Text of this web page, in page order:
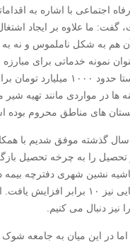
اجتماعی با اشاره به
ما علاوه بر ایجاد
هم به شکل ناملموس و نه به
نمونه خدماتی برای مبارزه
کردیم و در این راستا حدود
ها در مواردی مانند تهیه
های مناطق محروم بوده
سال گذشته موفق شدیم با
تحصیل را به چرخه تحصیل
حاشیه نشین شهری دفترچه
دفترچه بیمه روستایی نیز ۱۰
نیز دنبال می کنیم.
در این میان به جامعه